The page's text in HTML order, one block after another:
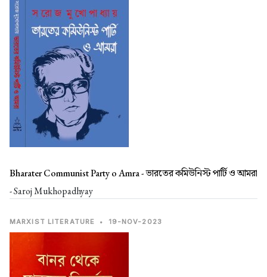
Bharater Communist Party o Amra -ভারতের কমিউনিস্ট পার্টি ও আমরা
- Saroj Mukhopadhyay
MARXIST LITERATURE • 19-NOV-2023